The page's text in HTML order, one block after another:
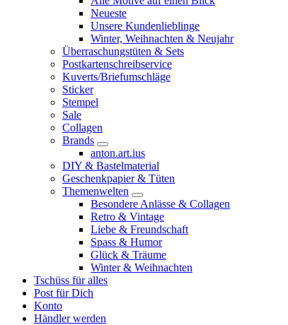
Neueste
Unsere Kundenlieblinge
Winter, Weihnachten & Neujahr
Überraschungstüten & Sets
Postkartenschreibservice
Kuverts/Briefumschläge
Sticker
Stempel
Sale
Collagen
Brands
anton.art.ius
DIY & Bastelmaterial
Geschenkpapier & Tüten
Themenwelten
Besondere Anlässe & Collagen
Retro & Vintage
Liebe & Freundschaft
Spass & Humor
Glück & Träume
Winter & Weihnachten
Tschüss für alles
Post für Dich
Konto
Händler werden